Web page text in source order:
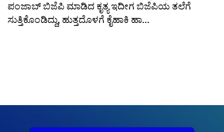
ಪಂಜಾಬ್ ಬಿಜೆಪಿ ಮಾಡಿದ ಕೃತ್ಯ ಇದೀಗ ಬಿಜೆಪಿಯ ತಲೆಗೆ
ಸುತ್ತಿಕೊಂಡಿದ್ದು, ಹುತ್ತದೊಳಗೆ ಕೈಹಾಕಿ ಹಾ...